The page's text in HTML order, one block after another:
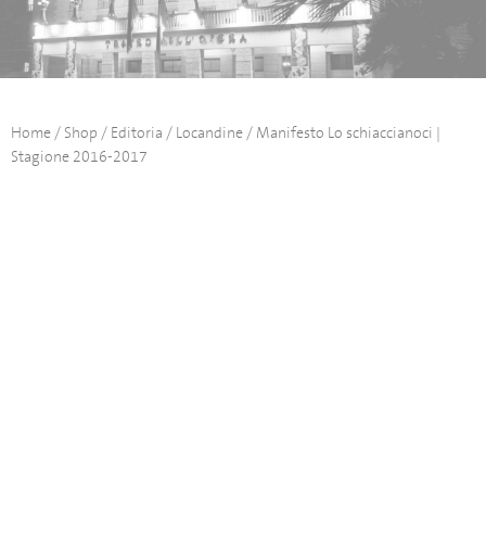
Home / Shop / Editoria / Locandine / Manifesto Lo schiaccianoci |
Stagione 2016-2017